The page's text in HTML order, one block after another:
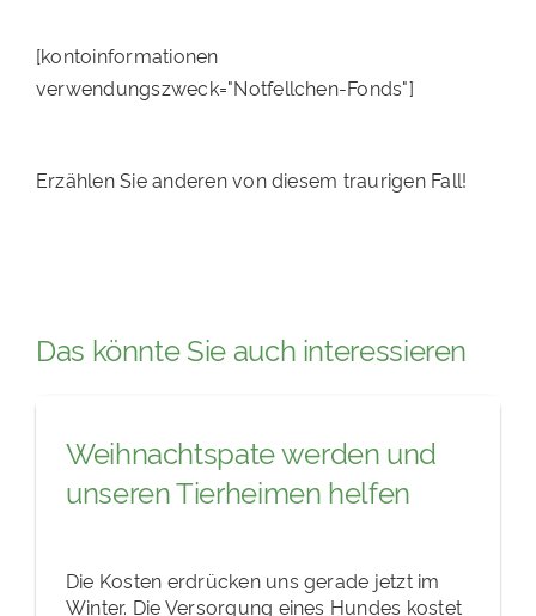
[kontoinformationen
verwendungszweck="Notfellchen-Fonds"]
Erzählen Sie anderen von diesem traurigen Fall!
Das könnte Sie auch interessieren
Weihnachtspate werden und
unseren Tierheimen helfen
Die Kosten erdrücken uns gerade jetzt im
Winter. Die Versorgung eines Hundes kostet